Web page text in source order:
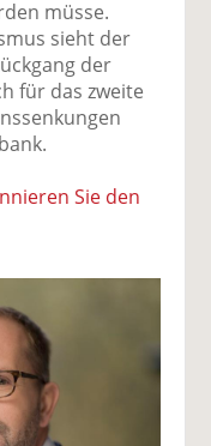
müsse.
sieht der
der
für das zweite
Sie den